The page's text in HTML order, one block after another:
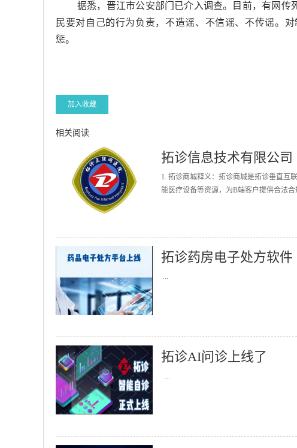
据悉，晋江市公安部门已介入调查。目前，有网传
民要对自己的行为负责，不造谣、不信谣、不传谣。
惩。
加入收藏
相关阅读
拓诊信息技术有限公
1. 拓诊商城释义：拓诊商城是拓诊垂直互
能医疗设备等资源，为B端客户提供合法
拓诊药房电子处方软件
...
拓诊AI问诊上线了
...